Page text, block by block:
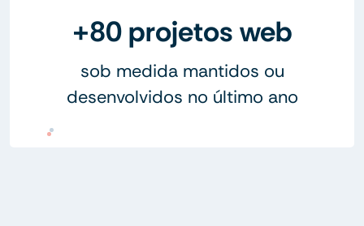
+80 projetos web
sob medida mantidos ou
desenvolvidos no último ano